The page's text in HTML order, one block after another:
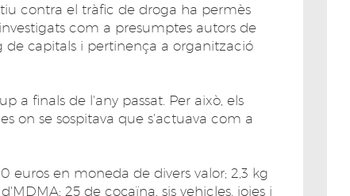
contra el tràfic de droga ha permès
com a presumptes autors de
capitals i pertinença a organització
a finals de l'any passat. Per això, els
on se sospitava que s'actuava com a
euros en moneda de divers valor; 2,3 kg
25 de cocaïna, sis vehicles, joies i